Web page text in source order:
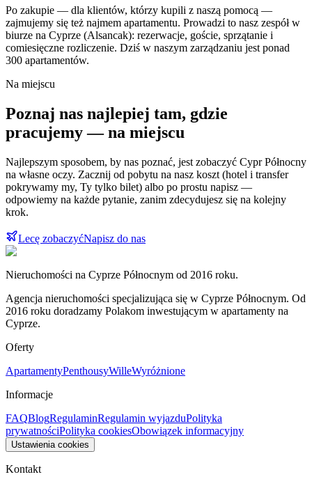
Po zakupie — dla klientów, którzy kupili z naszą pomocą —
zajmujemy się też najmem apartamentu. Prowadzi to nasz zespół w
biurze na Cyprze (Alsancak): rezerwacje, goście, sprzątanie i
comiesięczne rozliczenie. Dziś w naszym zarządzaniu jest ponad
300 apartamentów.
Na miejscu
Poznaj nas najlepiej tam, gdzie
pracujemy — na miejscu
Najlepszym sposobem, by nas poznać, jest zobaczyć Cypr Północny
na własne oczy. Zacznij od pobytu na nasz koszt (hotel i transfer
pokrywamy my, Ty tylko bilet) albo po prostu napisz —
odpowiemy na każde pytanie, zanim zdecydujesz się na kolejny
krok.
Lecę zobaczyćNapisz do nas
Nieruchomości na Cyprze Północnym od 2016 roku.
Agencja nieruchomości specjalizująca się w Cyprze Północnym. Od
2016 roku doradzamy Polakom inwestującym w apartamenty na
Cyprze.
Oferty
ApartamentyPenthousyWilleWyróżnione
Informacje
FAQBlogRegulaminRegulamin wyjazduPolityka
prywatnościPolityka cookiesObowiązek informacyjny
Ustawienia cookies
Kontakt